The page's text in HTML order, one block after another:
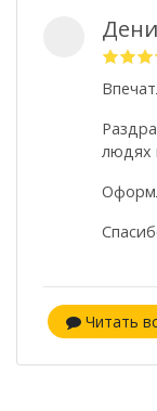
людях
Читать